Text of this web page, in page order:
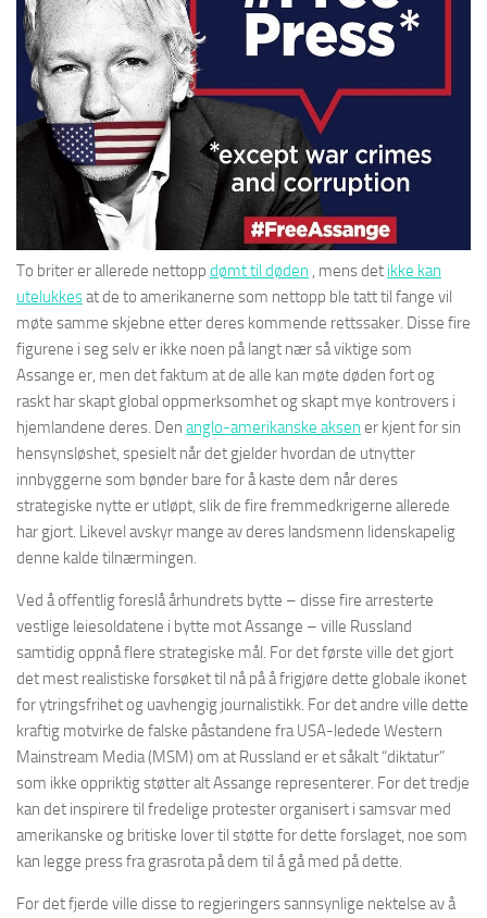
To briter er allerede nettopp dømt til døden , mens det ikke kan
utelukkesat de to amerikanerne som nettopp ble tatt til fange vil
møte samme skjebne etter deres kommende rettssaker. Disse fire
figurene i seg selv er ikke noen på langt nær så viktige som
Assange er, men det faktum at de alle kan møte døden fort og
raskt har skapt global oppmerksomhet og skapt mye kontrovers i
hjemlandene deres. Den anglo-amerikanske aksen er kjent for sin
hensynsløshet, spesielt når det gjelder hvordan de utnytter
innbyggerne som bønder bare for å kaste dem når deres
strategiske nytte er utløpt, slik de fire fremmedkrigerne allerede
har gjort. Likevel avskyr mange av deres landsmenn lidenskapelig
denne kalde tilnærmingen.
Ved å offentlig foreslå århundrets bytte – disse fire arresterte
vestlige leiesoldatene i bytte mot Assange – ville Russland
samtidig oppnå flere strategiske mål. For det første ville det gjort
det mest realistiske forsøket til nå på å frigjøre dette globale ikonet
for ytringsfrihet og uavhengig journalistikk. For det andre ville dette
kraftig motvirke de falske påstandene fra USA-ledede Western
Mainstream Media (MSM) om at Russland er et såkalt “diktatur”
som ikke oppriktig støtter alt Assange representerer. For det tredje
kan det inspirere til fredelige protester organisert i samsvar med
amerikanske og britiske lover til støtte for dette forslaget, noe som
kan legge press fra grasrota på dem til å gå med på dette.
For det fjerde ville disse to regjeringers sannsynlige nektelse av å